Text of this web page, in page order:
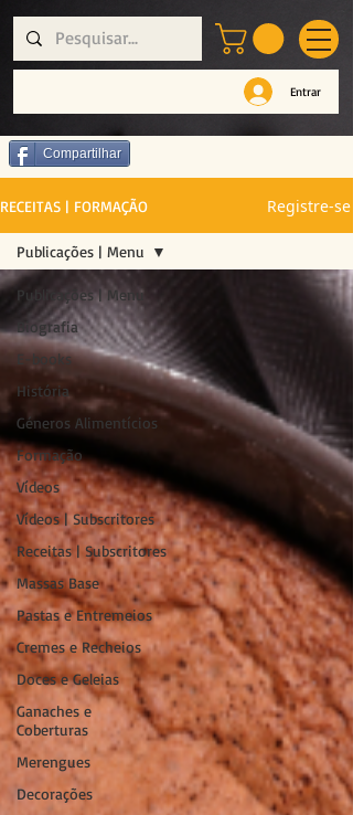
Entrar
Compartilhar
RECEITAS | FORMAÇÃO Registre-se
Publicações | Menu
Biografia
E-books
História
Géneros Alimentícios
Formação
Vídeos
Vídeos | Subscritores
Receitas | Subscritores
Massas Base
Pastas e Entremeios
Cremes e Recheios
Doces e Geleias
Ganaches e
Coberturas
Merengues
Decorações
Publicações | Menu